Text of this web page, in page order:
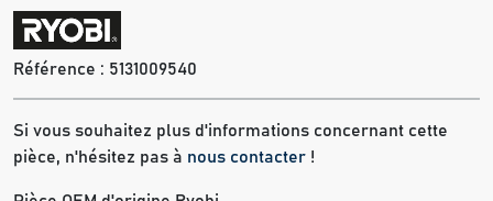
Référence : 5131009540
Si vous souhaitez plus d'informations concernant cette
pièce, n'hésitez pas à nous contacter !